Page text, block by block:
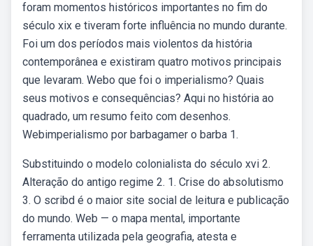
foram momentos históricos importantes no fim do
século xix e tiveram forte influência no mundo durante.
Foi um dos períodos mais violentos da história
contemporânea e existiram quatro motivos principais
que levaram. Webo que foi o imperialismo? Quais
seus motivos e consequências? Aqui no história ao
quadrado, um resumo feito com desenhos.
Webimperialismo por barbagamer o barba 1.
Substituindo o modelo colonialista do século xvi 2.
Alteração do antigo regime 2. 1. Crise do absolutismo
3. O scribd é o maior site social de leitura e publicação
do mundo. Web — o mapa mental, importante
ferramenta utilizada pela geografia, atesta e